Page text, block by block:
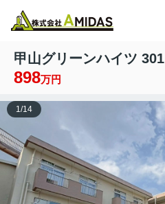
甲山グリーンハイツ 301
898万円
1 /14